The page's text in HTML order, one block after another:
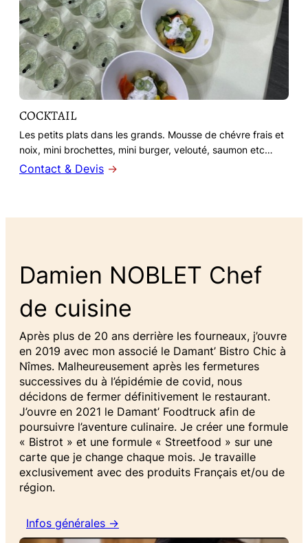
COCKTAIL
Les petits plats dans les grands. Mousse de chévre frais et
noix, mini brochettes, mini burger, velouté, saumon etc…
Contact & Devis →
Damien NOBLET Chef
de cuisine
Après plus de 20 ans derrière les fourneaux, j’ouvre
en 2019 avec mon associé le Damant’ Bistro Chic à
Nîmes. Malheureusement après les fermetures
successives du à l’épidémie de covid, nous
décidons de fermer définitivement le restaurant.
J’ouvre en 2021 le Damant’ Foodtruck afin de
poursuivre l’aventure culinaire. Je créer une formule
« Bistrot » et une formule « Streetfood » sur une
carte que je change chaque mois. Je travaille
exclusivement avec des produits Français et/ou de
région.
Infos générales →